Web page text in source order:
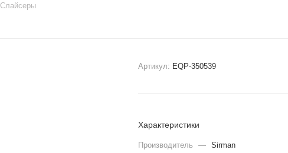
Слайсеры
Артикул: EQP-350539
Характеристики
Производитель — Sirman